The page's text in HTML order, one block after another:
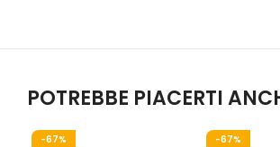
POTREBBE PIACERTI
-67% -67%